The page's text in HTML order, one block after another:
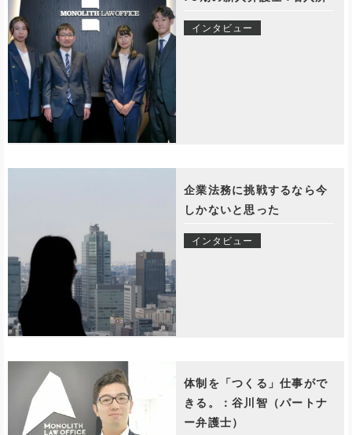
インタビュー
企業法務に挑戦するなら今
しかないと思った
インタビュー
体制を「つくる」仕事がで
きる。：谷川智（パートナ
ー弁護士）